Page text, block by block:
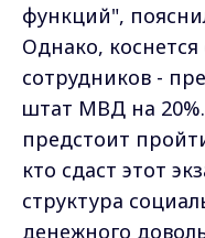
функций",
Однако,
сотрудников -
штат МВД на
предстоит
кто сдаст этот
структура
денежного